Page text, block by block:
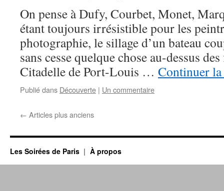
On pense à Dufy, Courbet, Monet,
étant toujours irrésistible pour les
photographie, le sillage d’un bateau
sans cesse quelque chose au-dessus
Citadelle de Port-Louis … Continuer
Publié dans Découverte | Un commentaire
← Articles plus anciens
Les Soirées de Paris À propos